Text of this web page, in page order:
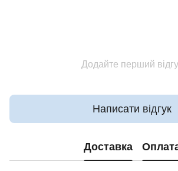
Додайте перший
Написати відгук
Доставка